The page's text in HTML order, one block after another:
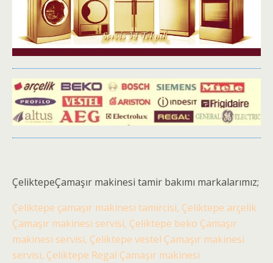
ÇeliktepeÇamaşır makinesi tamir bakımı markalarımız;
Çeliktepe çamaşır makinesi tamircisi, Çeliktepe arçelik
Çamaşır makinesi servisi, Çeliktepe beko Çamaşır
makinesi servisi, Çeliktepe vestel Çamaşır makinesi
servisi, Çeliktepe Regal Çamaşır makinesi